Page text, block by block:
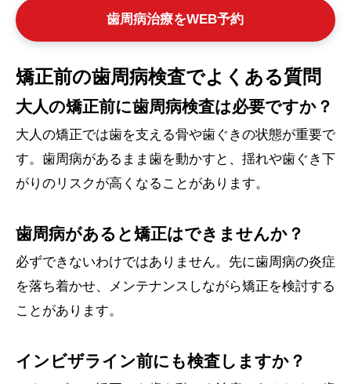
歯周病治療をWEB予約
矯正前の歯周病検査でよくある質問
大人の矯正前に歯周病検査は必要ですか？
大人の矯正では歯を支える骨や歯ぐきの状態が重要で
す。歯周病があるまま歯を動かすと、揺れや歯ぐき下
がりのリスクが高くなることがあります。
歯周病があると矯正はできませんか？
必ずできないわけではありません。先に歯周病の炎症
を落ち着かせ、メンテナンスしながら矯正を検討する
ことがあります。
インビザライン前にも検査しますか？